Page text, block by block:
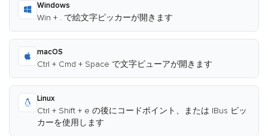
Windows
Win + . で絵文字ピッカーが開きます
macOS
Ctrl + Cmd + Space で文字ビューアが開きます
Linux
Ctrl + Shift + e の後にコードポイント、または IBus ピッ
カーを使用します